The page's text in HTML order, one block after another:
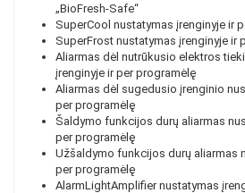
„BioFresh-Safe“
SuperCool nustatymas įrenginyje ir
SuperFrost nustatymas įrenginyje ir
Aliarmas dėl nutrūkusio elektros
įrenginyje ir per programėlę
Aliarmas dėl sugedusio įrenginio
per programėlę
Šaldymo funkcijos durų aliarmas
per programėlę
Užšaldymo funkcijos durų aliarmas
per programėlę
AlarmLightAmplifier nustatymas